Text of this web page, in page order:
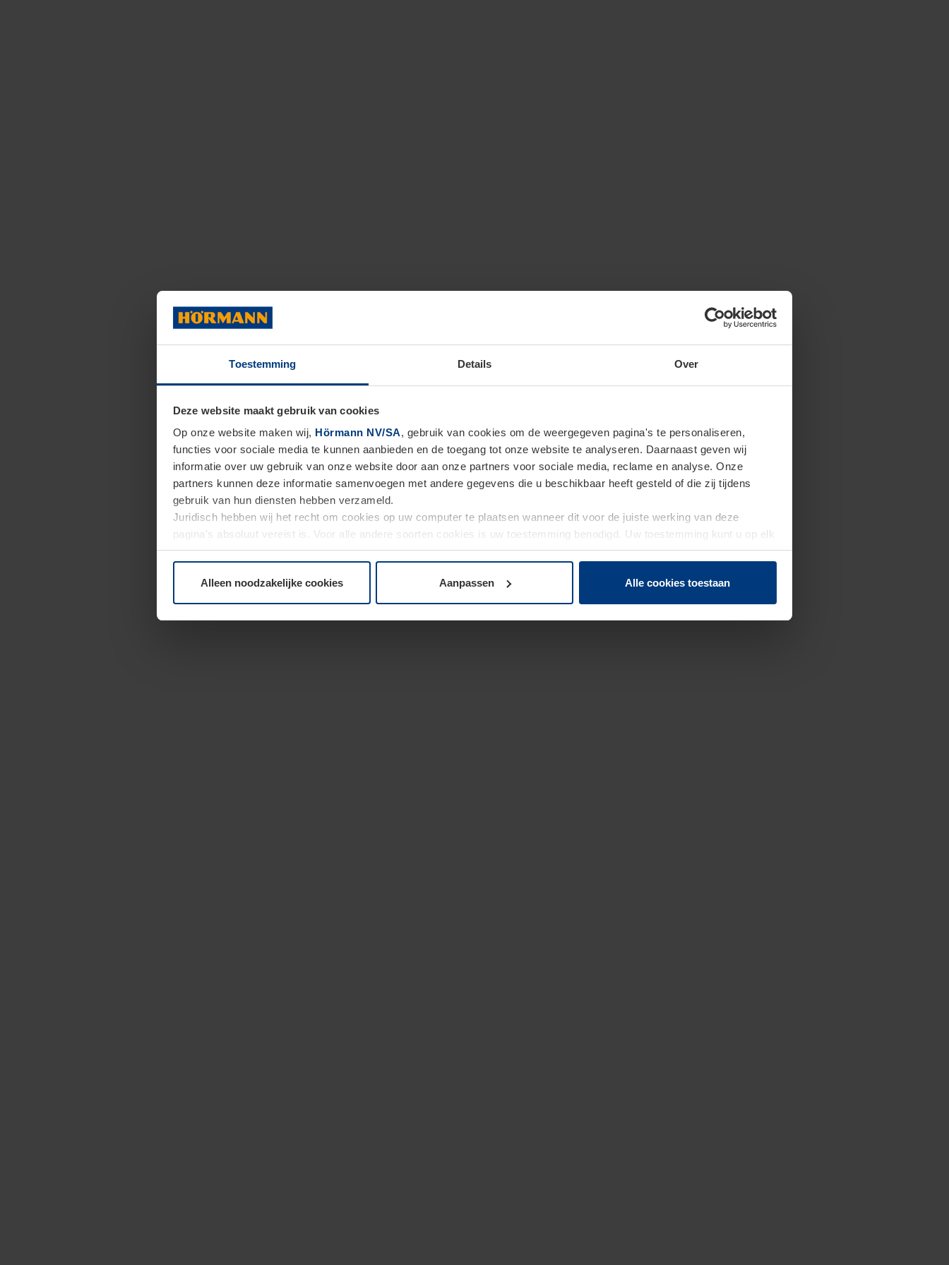
Toestemming Details Over
Deze website maakt gebruik van cookies
Op onze website maken wij, Hörmann NV/SA, gebruik van cookies om de weergegeven pagina's te personaliseren,
functies voor sociale media te kunnen aanbieden en de toegang tot onze website te analyseren. Daarnaast geven wij
informatie over uw gebruik van onze website door aan onze partners voor sociale media, reclame en analyse. Onze
partners kunnen deze informatie samenvoegen met andere gegevens die u beschikbaar heeft gesteld of die zij tijdens
gebruik van hun diensten hebben verzameld.
Juridisch hebben wij het recht om cookies op uw computer te plaatsen wanneer dit voor de juiste werking van deze
pagina's absoluut vereist is. Voor alle andere soorten cookies is uw toestemming benodigd. Uw toestemming kunt u op elk
moment bij de uitleg van de cookies op paginaPrivacyverklaringop onze website wijzigen of herroepen.
Alleen noodzakelijke cookies Aanpassen Alle cookies toestaan